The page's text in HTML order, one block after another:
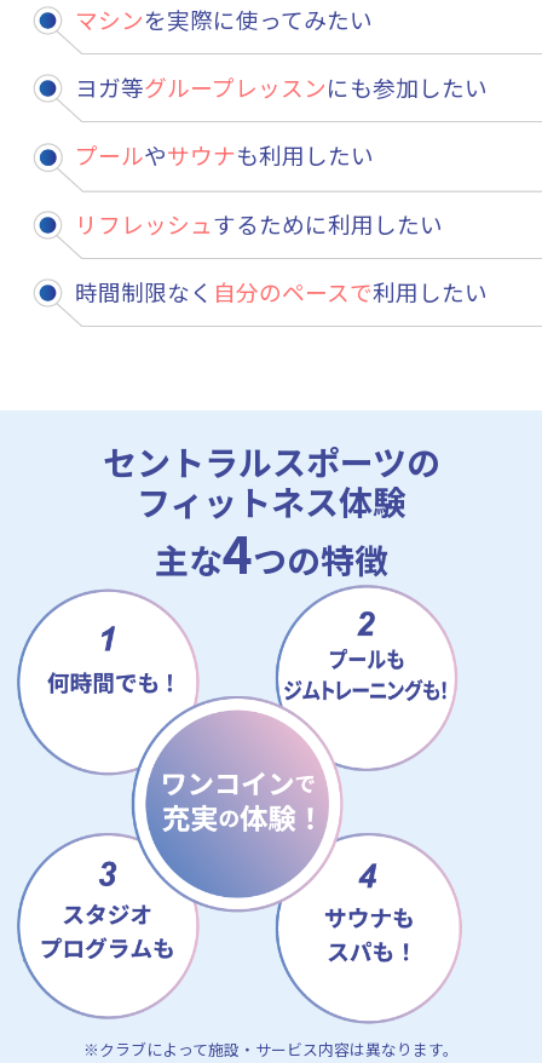
マシンを実際に使ってみたい
ヨガ等グループレッスンにも参加したい
プールやサウナも利用したい
リフレッシュするために利用したい
時間制限なく 自分のペースで利用したい
セントラルスポーツの
フィットネス体験
主な4つの特徴
※クラブによって施設・サービス内容は異なります。